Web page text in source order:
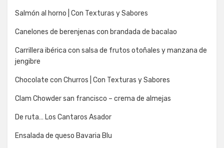
Salmón al horno | Con Texturas y Sabores
Canelones de berenjenas con brandada de bacalao
Carrillera ibérica con salsa de frutos otoñales y manzana de
jengibre
Chocolate con Churros | Con Texturas y Sabores
Clam Chowder san francisco – crema de almejas
De ruta… Los Cantaros Asador
Ensalada de queso Bavaria Blu